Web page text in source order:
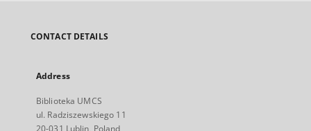
CONTACT DETAILS
Address
Biblioteka UMCS
ul. Radziszewskiego 11
20-031 Lublin, Poland